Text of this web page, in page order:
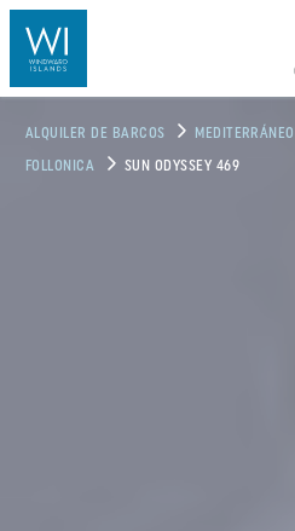
ALQUILER DE BARCOS MEDITERRÁNEO
FOLLONICA SUN ODYSSEY 469